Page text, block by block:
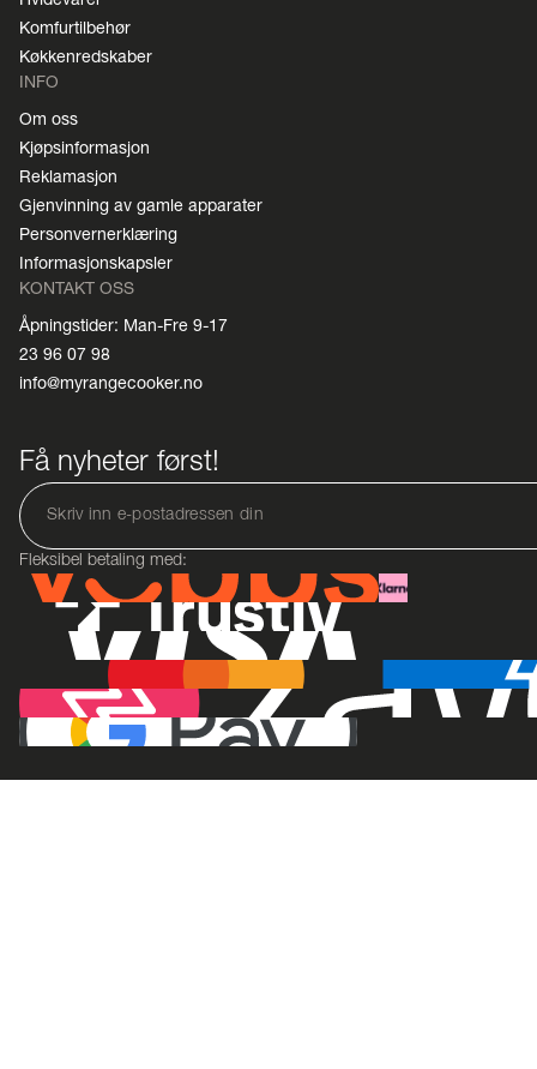
Komfurtilbehør
Køkkenredskaber
INFO
Om oss
Kjøpsinformasjon
Reklamasjon
Gjenvinning av gamle apparater
Personvernerklæring
Informasjonskapsler
KONTAKT OSS
Åpningstider: Man-Fre 9-17
23 96 07 98
info@myrangecooker.no
Få nyheter først!
Fleksibel betaling med: